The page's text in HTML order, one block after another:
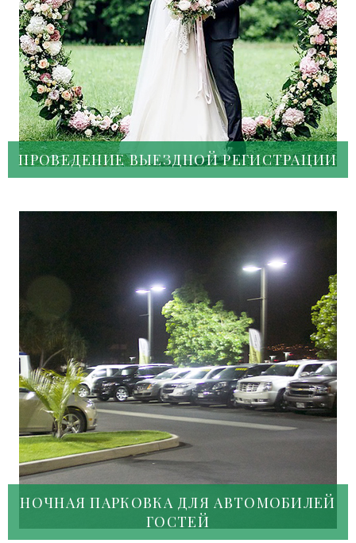
ПРОВЕДЕНИЕ ВЫЕЗДНОЙ РЕГИСТРАЦИИ
НОЧНАЯ ПАРКОВКА ДЛЯ АВТОМОБИЛЕЙ
ГОСТЕЙ